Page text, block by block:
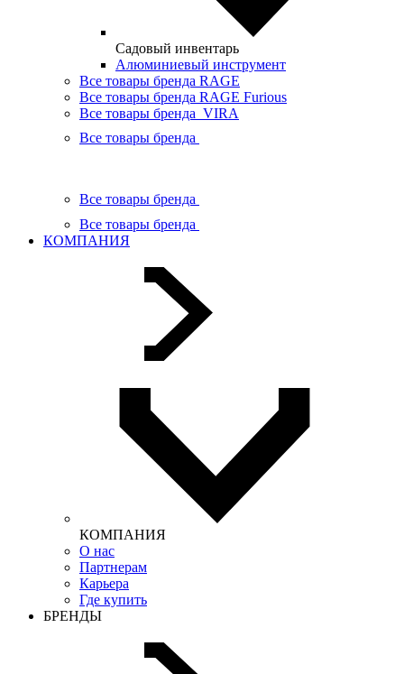
Садовый инвентарь
Алюминиевый инструмент
Все товары бренда RAGE
Все товары бренда RAGE Furious
Все товары бренда VIRA
Все товары бренда
Все товары бренда
Все товары бренда
КОМПАНИЯ
КОМПАНИЯ
О нас
Партнерам
Карьера
Где купить
БРЕНДЫ